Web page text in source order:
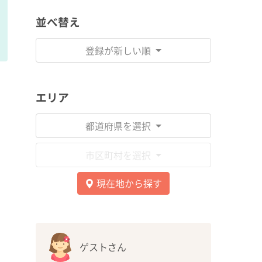
並べ替え
登録が新しい順
エリア
都道府県を選択
市区町村を選択
現在地から探す
ゲストさん